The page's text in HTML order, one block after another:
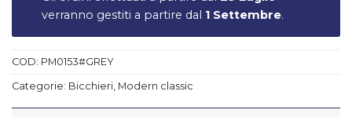
verranno gestiti a partire dal 1 Settembre.
COD: PM0153#GREY
Categorie: Bicchieri Modern classic